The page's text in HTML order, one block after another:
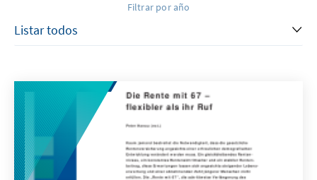
Filtrar por año